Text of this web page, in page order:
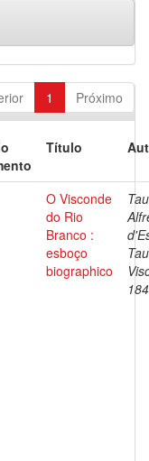
1 Próximo
Título
O Visconde
do Rio
Branco :
esboço
biographico